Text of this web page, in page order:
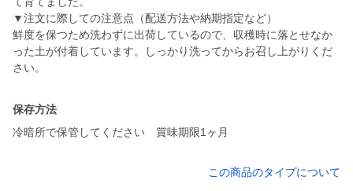
▼注文に際しての注意点（配送方法や納期指定など）
鮮度を保つため洗わずに出荷しているので、収穫時に落とせなか
った土が付着しています。しっかり洗ってからお召し上がりくだ
保存方法
冷暗所で保管してください 賞味期限1ヶ月
この商品のタイプについて